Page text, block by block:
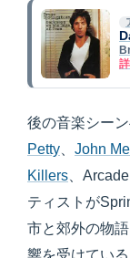
後の音楽シー
Petty
John
Killers 、
ティストが
市と郊外の物
響を受けてい